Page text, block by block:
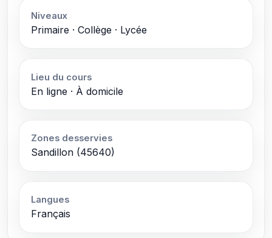
Niveaux
Primaire · Collège · Lycée
Lieu du cours
En ligne · À domicile
Zones desservies
Sandillon (45640)
Langues
Français